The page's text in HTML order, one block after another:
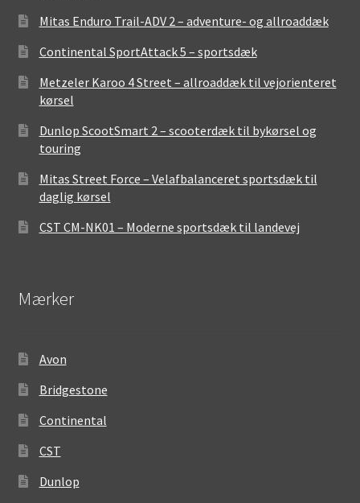
Mitas Enduro Trail-ADV 2 – adventure- og allroaddæk
Continental SportAttack 5 – sportsdæk
Metzeler Karoo 4 Street – allroaddæk til vejorienteret
kørsel
Dunlop ScootSmart 2 – scooterdæk til bykørsel og
touring
Mitas Street Force – Velafbalanceret sportsdæk til
daglig kørsel
CST CM-NK01 – Moderne sportsdæk til landevej
Mærker
Avon
Bridgestone
Continental
CST
Dunlop